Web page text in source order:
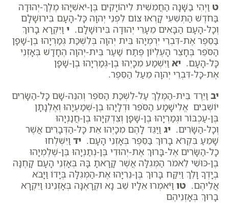
ט וַיְהִי בַשָּׁנָה הַחֲמִשִׁית לִיהוֹיָקִים בֶּן-יֹאשִׁיָּהוּ מֶלֶךְ-יְהוּדָה
בַּחֹדֶשׁ הַתְּשִׁעִי קָרְאוּ צוֹם לִפְנֵי יְהוָה כָּל-הָעָם בִּירוּשָׁלִָם
וְכָל-הָעָם הַבָּאִים מֵעָרֵי יְהוּדָה בִּירוּשָׁלִָם. י וַיִּקְרָא בָרוּךְ
בַּסֵּפֶר אֶת-דִּבְרֵי יִרְמְיָהוּ בֵּית יְהוָה בְּלִשְׁכַּת גְּמַרְיָהוּ בֶן-שָׁפָן
הַסֹּפֵר בֶּחָצֵר הָעֶלְיוֹן פֶּתַח שַׁעַר בֵּית-יְהוָה הֶחָדָשׁ בְּאָזְנֵי
כָּל-הָעָם. יא וַיִּשְׁמַע מִכָיְהוּ בֶן-גְּמַרְיָהוּ בֶן-שָׁפָן
אֶת-כָּל-דִּבְרֵי יְהוָה מֵעַל הַסֵּפֶר.
יב וַיֵּרֶד בֵּית-הַמֶּלֶךְ עַל-לִשְׁכַּת הַסֹּפֵר וְהִנֵּה-שָׁם כָּל-הַשָּׂרִים
יוֹשְׁבִים אֱלִישָׁמָע הַסֹּפֵר וּדְלָיָהוּ בֶן-שְׁמַעְיָהוּ וְאֶלְנָתָן
בֶּן-עַכְבּוֹר וּגְמַרְיָהוּ בֶן-שָׁפָן וְצִדְקִיָּהוּ בֶן-חֲנַנְיָהוּ
וְכָל-הַשָּׂרִים. יג וַיַּגֵּד לָהֶם מִכָיְהוּ אֵת כָּל-הַדְּבָרִים אֲשֶׁר
שָׁמֵעַ בִּקְרֹא בָרוּךְ בַּסֵּפֶר בְּאָזְנֵי הָעָם. יד וַיִּשְׁלְחוּ
כָל-הַשָּׂרִים אֶל-בָּרוּךְ אֶת-יְהוּדִי בֶּן-נְתַנְיָהוּ בֶּן-שֶׁלֶמְיָהוּ
בֶן-כּוּשִׁי לֵאמֹר הַמְּגִלָּה אֲשֶׁר קָרָאתָ בָּהּ בְּאָזְנֵי הָעָם קָחֶנָּה
בְיָדְךָ וָלֵךְ וַיִּקַּח בָּרוּךְ בֶּן-נֵרִיָּהוּ אֶת-הַמְּגִלָּה בְּיָדוֹ וַיָּבֹא
אֲלֵיהֶם. טו וַיֹּאמְרוּ אֵלָיו שֵׁב נָא וּקְרָאֶנָּה בְּאָזְנֵינוּ וַיִּקְרָא
בָרוּךְ בְּאָזְנֵיהֶם